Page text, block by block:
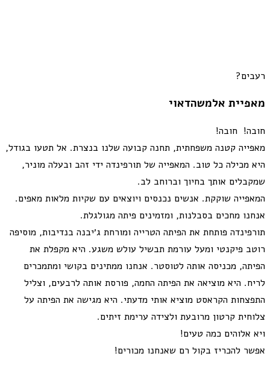
רעבים?
מאפיית אלמשהדאוי
חובה! חובה!
מאפייה קטנה משפחתית, תחנה קבועה שלנו בנצרת. אל תטעו בגודל,
היא מכילה כל טוב. המאפייה של תורפינדה ידי זהב ובעלה מוניר,
שמקבלים אותך בחיוך וברוחב לב.
המאפייה שוקקת. אנשים נכנסים ויוצאים עם שקיות מלאות מאפים.
אנחנו מחכים בסבלנות, ומזמינים פיתה מגולגלת.
תורפינדה פותחת את הפיתה הטרייה ומורחת ג׳יבנה בנדיבות, מוסיפה
רוטב פיקנטי ומעל עורמת תבשיל עולש משגע. היא מקפלת את
הפיתה, מכניסה אותה לטוסטר. אנחנו ממתינים בקושי ומתמכרים
לריח. היא מוציאה את הפיתה החמה, פורסת אותה לרבעים, וצליל
התפצחות הקראסט מוציא אותי מדעתי. היא מגישה את הפיתה על
צלוחית קרטון מרובעת ולצידה ערימת זיתים.
ויא אלוהים כמה טעים!
אפשר להכריז בקול רם שאנחנו מכורים!